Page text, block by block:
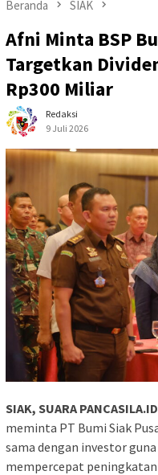
Beranda SIAK
Afni Minta BSP
Targetkan
Rp300 Miliar
Redaksi
9 Juli 2026
SIAK, SUARA
meminta PT Bumi Siak
sama dengan investor
mempercepat peningkatan